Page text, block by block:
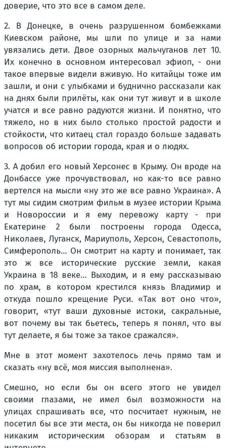
доверие, что это все в самом деле.
2. В Донецке, в очень разрушенном бомбежками
Киевском районе, мы шли по улице и за нами
увязались дети. Двое озорных мальчуганов лет 10.
Их конечно в основном интересовал эфиоп, - они
такое впервые видели вживую. Но китайцы тоже им
зашли, и они с улыбками и буднично рассказали как
на днях были прилёты, как они тут живут и в школе
учатся и все равно радуются жизни. И понятно, что
тяжело, но в них было столько простой радости и
стойкости, что китаец стал гораздо больше задавать
вопросов об истории города, края и о людях.
3. А добил его новый Херсонес в Крыму. Он вроде на
Донбассе уже прочувствовал, но как-то все равно
вертелся на мысли «ну это же все равно Украина». А
тут мы сидим смотрим фильм в музее истории Крыма
и Новороссии и я ему перевожу карту - при
Екатерине 2 были построены города Одесса,
Николаев, Луганск, Мариуполь, Херсон, Севастополь,
Симферополь… Он смотрит на карту и понимает, так
это ж все исторические русские земли, какая
Украина в 18 веке… Выходим, и я ему рассказываю
по храм, в котором крестился князь Владимир и
откуда пошло крещение Руси. «Так вот оно что»,
говорит, «тут ваши духовные истоки, сакральные,
вот почему вы так бьетесь, теперь я понял, что вы
тут делаете, я бы тоже за такое сражался».
Мне в этот момент захотелось лечь прямо там и
сказать «ну всё, моя миссия выполнена».
Смешно, но если бы он всего этого не увидел
своими глазами, не имел был возможности на
улицах спрашивать все, что посчитает нужным, не
посетил бы все эти места, он бы никогда не поверил
никаким историческим обзорам и статьям в